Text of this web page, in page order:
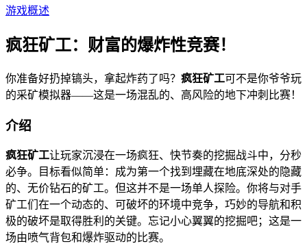
游戏概述
疯狂矿工：财富的爆炸性竞赛！
你准备好扔掉镐头，拿起炸药了吗？ 疯狂矿工可不是你爷爷玩
的采矿模拟器——这是一场混乱的、高风险的地下冲刺比赛！
介绍
疯狂矿工让玩家沉浸在一场疯狂、快节奏的挖掘战斗中，分秒
必争。目标看似简单：成为第一个找到埋藏在地底深处的隐藏
的、无价钻石的矿工。但这并不是一场单人探险。你将与对手
矿工们在一个动态的、可破坏的环境中竞争，巧妙的导航和积
极的破坏是取得胜利的关键。忘记小心翼翼的挖掘吧；这是一
场由喷气背包和爆炸驱动的比赛。